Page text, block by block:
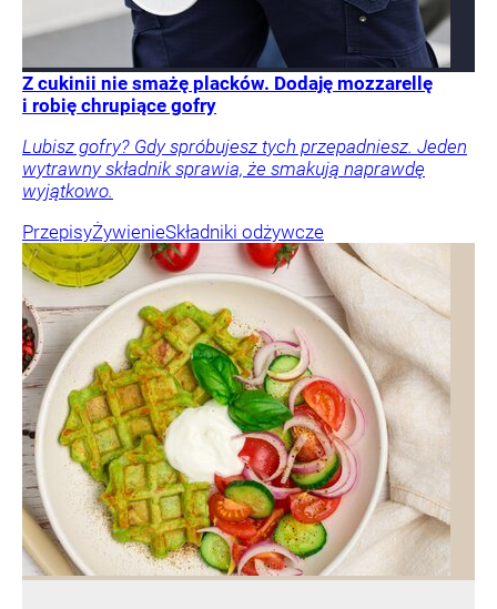
Z cukinii nie smażę placków. Dodaję mozzarellę
i robię chrupiące gofry
Lubisz gofry? Gdy spróbujesz tych przepadniesz. Jeden
wytrawny składnik sprawia, że smakują naprawdę
wyjątkowo.
PrzepisyŻywienieSkładniki odżywcze